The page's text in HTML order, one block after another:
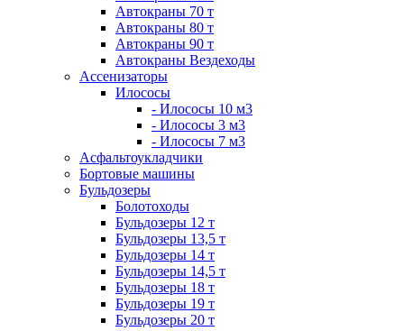
Автокраны 70 т
Автокраны 80 т
Автокраны 90 т
Автокраны Вездеходы
Ассенизаторы
Илососы
- Илососы 10 м3
- Илососы 3 м3
- Илососы 7 м3
Асфальтоукладчики
Бортовые машины
Бульдозеры
Болотоходы
Бульдозеры 12 т
Бульдозеры 13,5 т
Бульдозеры 14 т
Бульдозеры 14,5 т
Бульдозеры 18 т
Бульдозеры 19 т
Бульдозеры 20 т